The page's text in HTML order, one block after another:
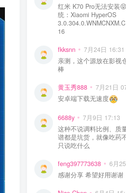
红米 K70 Pro无法安装
统：Xiaomi HyperOS
3.0.304.0.WNMCNXM.C10 安卓版
16
fkksnn 7月24日 16:31
亲测，这个源放在影视
棒
黄玉秀888 7月21日
安卓端下载无速度
6688y 7月9日 17:13
这种不说调料比例、质
谱都是坑货，就像吃药
只说吃什么
feng397773638 6月
感谢分享 希望好用谢谢